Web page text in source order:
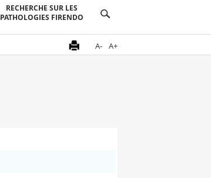
RECHERCHE SUR LES
PATHOLOGIES FIRENDO
A- A+